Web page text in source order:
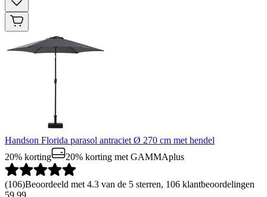
Handson Florida parasol antraciet Ø 270 cm met hendel
20% korting
20% korting met GAMMAplus
(106)Beoordeeld met 4.3 van de 5 sterren, 106 klantbeoordelingen
59.99